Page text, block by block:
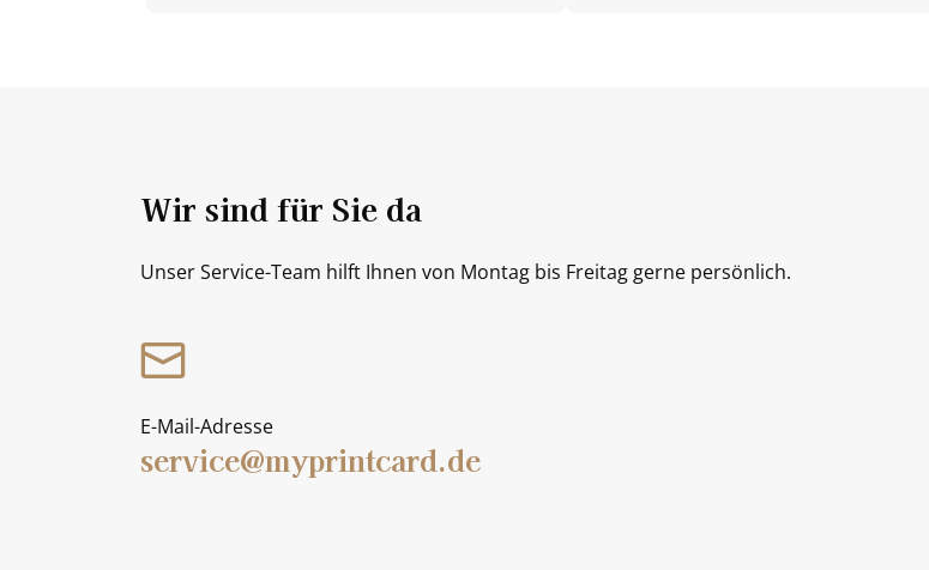
Wir sind für Sie da
Unser Service-Team hilft Ihnen von Montag bis Freitag gerne persönlich.
E-Mail-Adresse
service@myprintcard.de